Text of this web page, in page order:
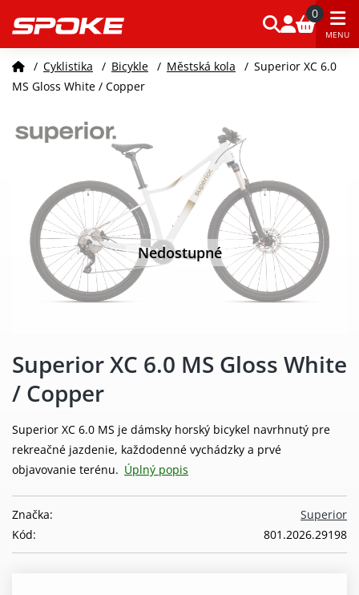
0
MENU
/ Cyklistika / Bicykle / Městská kola / Superior XC 6.0
MS Gloss White / Copper
Nedostupné
Superior XC 6.0 MS Gloss White
/ Copper
Superior XC 6.0 MS je dámsky horský bicykel navrhnutý pre
rekreačné jazdenie, každodenné vychádzky a prvé
objavovanie terénu. Úplný popis
Superior
Značka:
801.2026.29198
Kód: